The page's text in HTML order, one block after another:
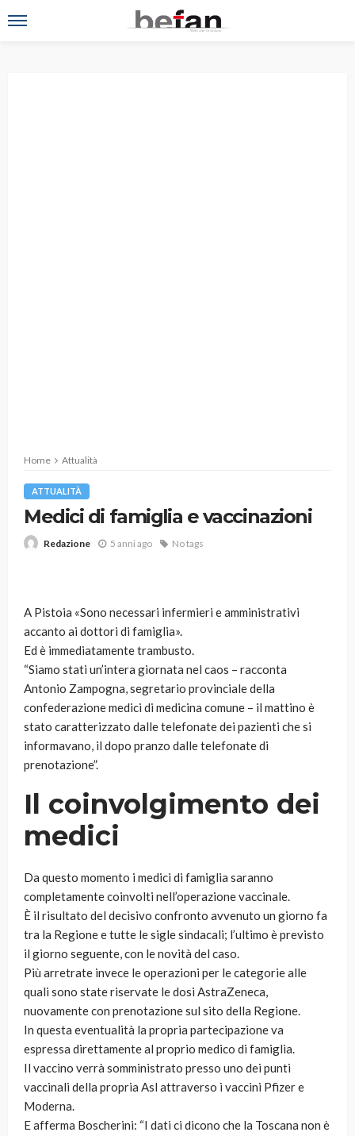
Home Attualità
ATTUALITÀ
Medici di famiglia e vaccinazioni
Redazione 5 anni ago No tags
A Pistoia «Sono necessari infermieri e amministrativi
accanto ai dottori di famiglia».
Ed è immediatamente trambusto.
“Siamo stati un’intera giornata nel caos – racconta
Antonio Zampogna, segretario provinciale della
confederazione medici di medicina comune – il mattino è
stato caratterizzato dalle telefonate dei pazienti che si
informavano, il dopo pranzo dalle telefonate di
prenotazione”.
Il coinvolgimento dei
medici
Da questo momento i medici di famiglia saranno
completamente coinvolti nell’operazione vaccinale.
È il risultato del decisivo confronto avvenuto un giorno fa
tra la Regione e tutte le sigle sindacali; l’ultimo è previsto
il giorno seguente, con le novità del caso.
Più arretrate invece le operazioni per le categorie alle
quali sono state riservate le dosi AstraZeneca,
nuovamente con prenotazione sul sito della Regione.
In questa eventualità la propria partecipazione va
espressa direttamente al proprio medico di famiglia.
Il vaccino verrà somministrato presso uno dei punti
vaccinali della propria Asl attraverso i vaccini Pfizer e
Moderna.
E afferma Boscherini: “I dati ci dicono che la Toscana non è